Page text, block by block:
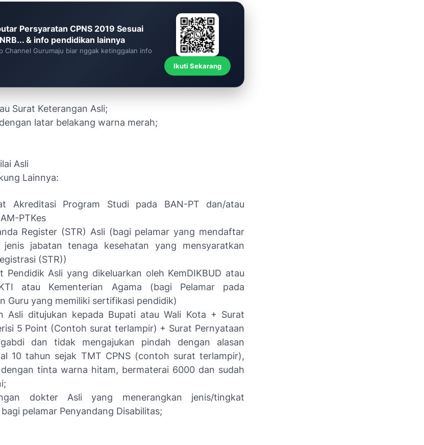
Persyaratan CPNS 2019 Sesuai
& info pendidikan lainnya
Channel Gurumaju biar nggak ketinggalan info
Ikuti Sekarang
Surat Keterangan Asli;
latar belakang warna merah;
Asli
Lainnya:
Akreditasi Program Studi pada BAN-PT dan/atau
PTKes
Register (STR) Asli (bagi pelamar yang mendaftar
jabatan tenaga kesehatan yang mensyaratkan
(STR))
Pendidik Asli yang dikeluarkan oleh KemDIKBUD atau
atau Kementerian Agama (bagi Pelamar pada
Guru yang memiliki sertifikasi pendidik)
Asli ditujukan kepada Bupati atau Wali Kota + Surat
5 Point (Contoh surat terlampir) + Surat Pernyataan
dan tidak mengajukan pindah dengan alasan
10 tahun sejak TMT CPNS (contoh surat terlampir),
tinta warna hitam, bermaterai 6000 dan sudah
dokter Asli yang menerangkan jenis/tingkat
pelamar Penyandang Disabilitas;